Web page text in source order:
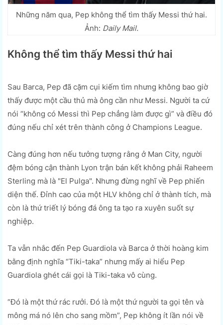
Những năm qua, Pep không thể tìm thấy Messi thứ hai.
Ảnh: Daily Mail.
Không thể tìm thấy Messi thứ hai
Sau Barca, Pep đã cặm cụi kiếm tìm nhưng không bao giờ
thấy được một cầu thủ mà ông cần như Messi. Người ta cứ
nói “không có Messi thì Pep chẳng làm được gì” và điều đó
đúng nếu chỉ xét trên thành công ở Champions League.
Càng đúng hơn nếu tưởng tượng rằng ở Man City, người
đệm bóng cận thành Lyon trận bán kết không phải Raheem
Sterling mà là "El Pulga". Nhưng đừng nghĩ về Pep phiến
diện thế. Đỉnh cao của một HLV không chỉ ở thành tích, mà
còn là thứ triết lý bóng đá ông ta tạo ra xuyên suốt sự
nghiệp.
Ta vẫn nhắc đến Pep Guardiola và Barca ở thời hoàng kim
bằng định nghĩa “Tiki-taka” nhưng mấy ai hiểu Pep
Guardiola ghét cái gọi là Tiki-taka vô cùng.
“Đó là một thứ rác rưởi. Đó là một thứ người ta gọi tên và
mông má nó lên cho sang mồm”, Pep không ít lần nói về